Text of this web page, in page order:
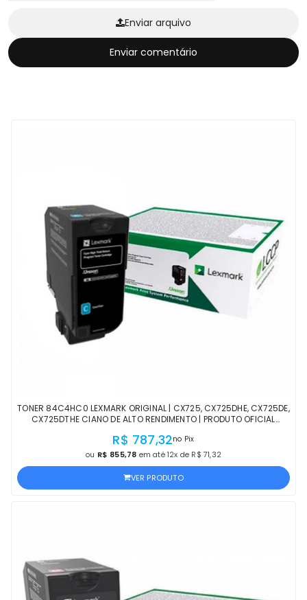
Enviar arquivo
Enviar comentário
TONER 84C4HC0 LEXMARK ORIGINAL | CX725, CX725DHE, CX725DE,
CX725DTHE CIANO DE ALTO RENDIMENTO | PRODUTO OFICIAL
R$ 787,32no Pix
ou R$ 855,78 em até 12x de R$ 71,32
VER PRODUTO